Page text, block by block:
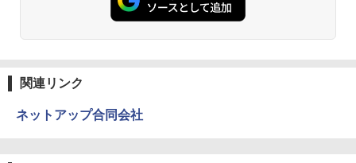
関連リンク
ネットアップ合同会社